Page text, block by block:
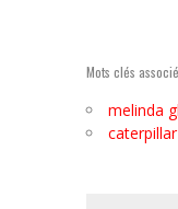
Mots clés
melinda